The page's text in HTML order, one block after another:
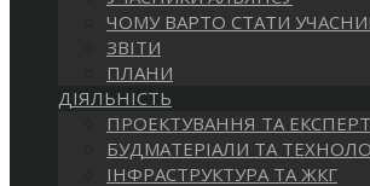
САЙТІ
ЧОМУ ВАРТО СТАТИ
ЗВІТИ
ПЛАНИ
ДІЯЛЬНІСТЬ
ПРОЕКТУВАННЯ ТА
БУДМАТЕРІАЛИ ТА
ІНФРАСТРУКТУРА ТА ЖКГ